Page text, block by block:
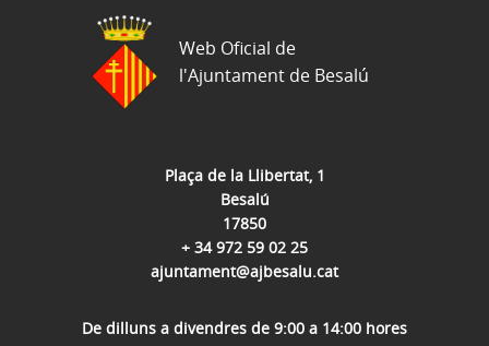
Plaça de la Llibertat, 1
Besalú
17850
+ 34 972 59 02 25
ajuntament@ajbesalu.cat
De dilluns a divendres de 9:00 a 14:00 hores
Web Oficial de
l'Ajuntament de Besalú